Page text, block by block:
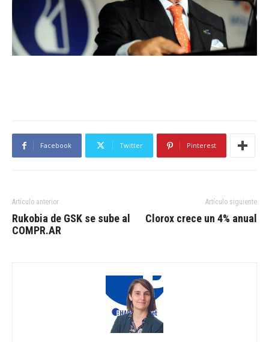
Facebook Twitter Pinterest
Artículo anterior
Rukobia de GSK se sube al
COMPR.AR
Artículo siguiente
Clorox crece un 4% anual